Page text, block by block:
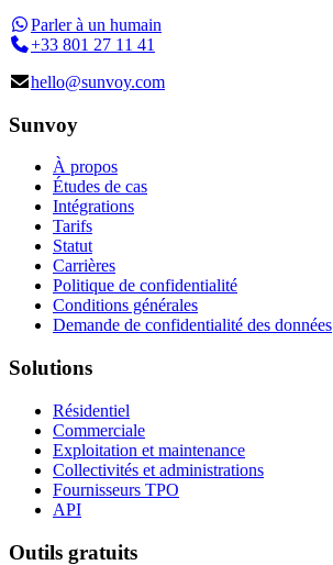
Parler à un humain
+33 801 27 11 41
hello@sunvoy.com
Sunvoy
À propos
Études de cas
Intégrations
Tarifs
Statut
Carrières
Politique de confidentialité
Conditions générales
Demande de confidentialité des données
Solutions
Résidentiel
Commerciale
Exploitation et maintenance
Collectivités et administrations
Fournisseurs TPO
API
Outils gratuits